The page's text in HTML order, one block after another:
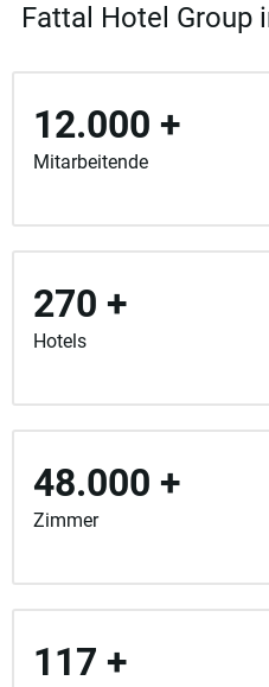
Fattal Hotel Group
12.000 +
Mitarbeitende
270 +
Hotels
48.000 +
Zimmer
117 +